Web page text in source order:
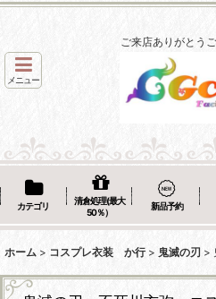
ご来店ありがとう
メニュー
カテゴリ
清倉処理(最大
50％）
新品予約
ホーム > コスプレ衣装 か行 > 鬼滅の刃 >